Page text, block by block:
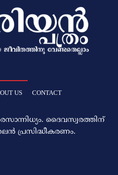
US CONTACT
ദൈവസ്വരത്തിന്‌
പ്രസിദ്ധീകരണം.